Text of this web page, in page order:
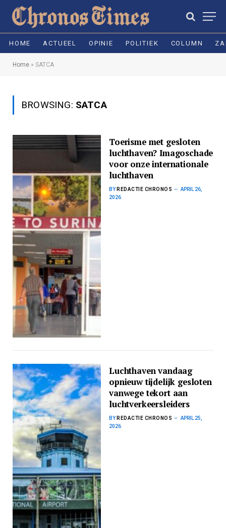
HOME ACTUEEL OPINIE POLITIEK COLUMN
Home » SATCA
BROWSING: SATCA
Toerisme met gesloten
luchthaven? Imagoschade
voor onze internationale
luchthaven
BY REDACTIE CHRONOS
APRIL 26,
2026
Luchthaven vandaag
opnieuw tijdelijk gesloten
vanwege tekort aan
luchtverkeersleiders
BY REDACTIE CHRONOS
APRIL 25,
2026